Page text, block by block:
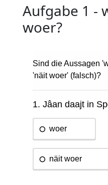
Aufgabe 1 -
woer?